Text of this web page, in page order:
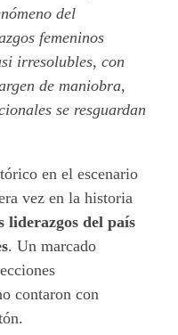
del
femeninos
irresolubles, con
de maniobra,
se resguardan
en el escenario
vez en la historia
liderazgos del país
. Un marcado
contaron con